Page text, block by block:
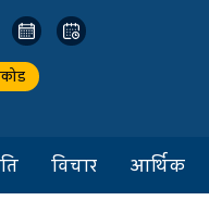
विचार आर्थिक